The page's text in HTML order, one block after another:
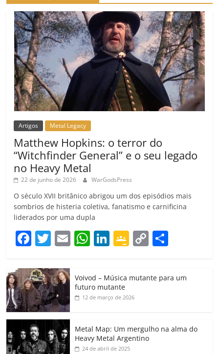
Artigos Metal Legacy
Matthew Hopkins: o terror do
“Witchfinder General” e o seu legado
no Heavy Metal
22 de junho de 2026 WarGodsPress
O século XVII britânico abrigou um dos episódios mais
sombrios de histeria coletiva, fanatismo e carnificina
liderados por uma dupla
F
c
e
b
o
o
k
T
itt
er
E
ai
W
at
s
A
p
Li
k
e
dI
G
gl
e
a
ss
C
y
k
p
h
Voivod – Música mutante para um
futuro mutante
12 de março de 2026
Metal Map: Um mergulho na alma do
Heavy Metal Argentino
24 de abril de 2025